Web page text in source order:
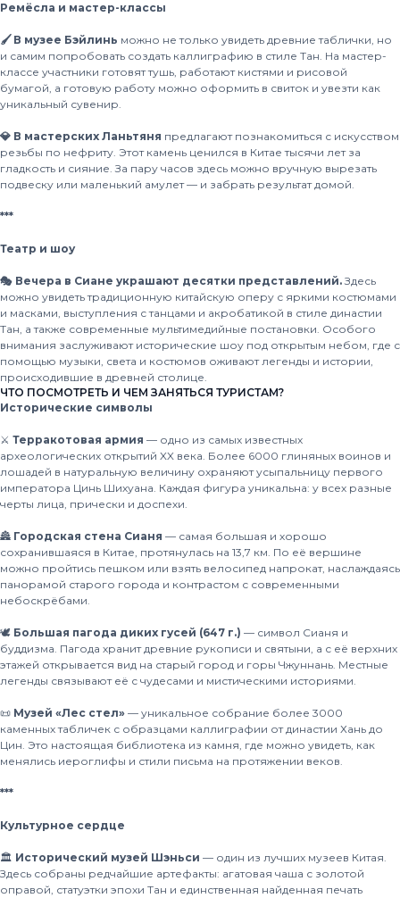
Ремёсла и мастер-классы
🖌 В музее Бэйлинь можно не только увидеть древние таблички, но
и самим попробовать создать каллиграфию в стиле Тан. На мастер-
классе участники готовят тушь, работают кистями и рисовой
бумагой, а готовую работу можно оформить в свиток и увезти как
уникальный сувенир.
💎 В мастерских Ланьтяня предлагают познакомиться с искусством
резьбы по нефриту. Этот камень ценился в Китае тысячи лет за
гладкость и сияние. За пару часов здесь можно вручную вырезать
подвеску или маленький амулет — и забрать результат домой.
***
Театр и шоу
🎭 Вечера в Сиане украшают десятки представлений.Здесь
можно увидеть традиционную китайскую оперу с яркими костюмами
и масками, выступления с танцами и акробатикой в стиле династии
Тан, а также современные мультимедийные постановки. Особого
внимания заслуживают исторические шоу под открытым небом, где с
помощью музыки, света и костюмов оживают легенды и истории,
происходившие в древней столице.
ЧТО ПОСМОТРЕТЬ И ЧЕМ ЗАНЯТЬСЯ ТУРИСТАМ?
Исторические символы
⚔️ Терракотовая армия — одно из самых известных
археологических открытий XX века. Более 6000 глиняных воинов и
лошадей в натуральную величину охраняют усыпальницу первого
императора Цинь Шихуана. Каждая фигура уникальна: у всех разные
черты лица, прически и доспехи.
🏯 Городская стена Сианя — самая большая и хорошо
сохранившаяся в Китае, протянулась на 13,7 км. По её вершине
можно пройтись пешком или взять велосипед напрокат, наслаждаясь
панорамой старого города и контрастом с современными
небоскрёбами.
🕊 Большая пагода диких гусей (647 г.) — символ Сианя и
буддизма. Пагода хранит древние рукописи и святыни, а с её верхних
этажей открывается вид на старый город и горы Чжуннань. Местные
легенды связывают её с чудесами и мистическими историями.
📜 Музей «Лес стел» — уникальное собрание более 3000
каменных табличек с образцами каллиграфии от династии Хань до
Цин. Это настоящая библиотека из камня, где можно увидеть, как
менялись иероглифы и стили письма на протяжении веков.
***
Культурное сердце
🏛 Исторический музей Шэньси — один из лучших музеев Китая.
Здесь собраны редчайшие артефакты: агатовая чаша с золотой
оправой, статуэтки эпохи Тан и единственная найденная печать